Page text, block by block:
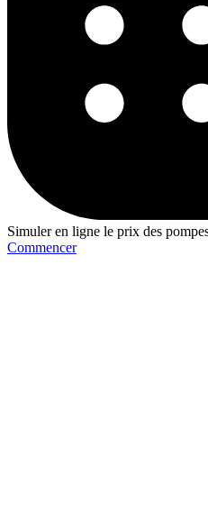
Simuler en ligne le prix des
Commencer